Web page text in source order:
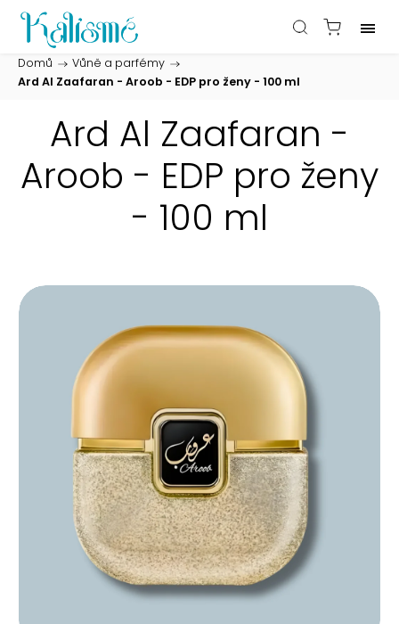
Domů / Vůně a parfémy /
Ard Al Zaafaran - Aroob - EDP pro ženy - 100 ml
Ard Al Zaafaran -
Aroob - EDP pro ženy
- 100 ml